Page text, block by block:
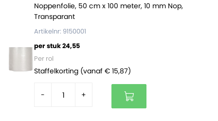
Noppenfolie, 50 cm x 100 meter, 10 mm Nop,
Transparant
Artikelnr: 9150001
per stuk 24,55
Per rol
Staffelkorting (vanaf € 15,87)
- +